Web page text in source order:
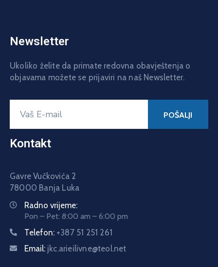
Kontakt
Gavre Vučkovića 2
78000 Banja Luka
Radno vrijeme:
Pon – Pet: 8:00 am – 6:00 pm
Telefon: +387 51 251 261
Email: jkc.arieilivne@teol.net
Newsletter
Ukoliko želite da primate redovna obavještenja o
objavama možete se prijaviri na naš Newsletter.